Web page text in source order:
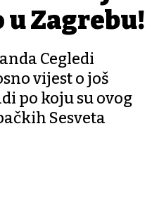
Zagrebu!
Cegledi
vijest o još
po koju su ovog
Sesveta